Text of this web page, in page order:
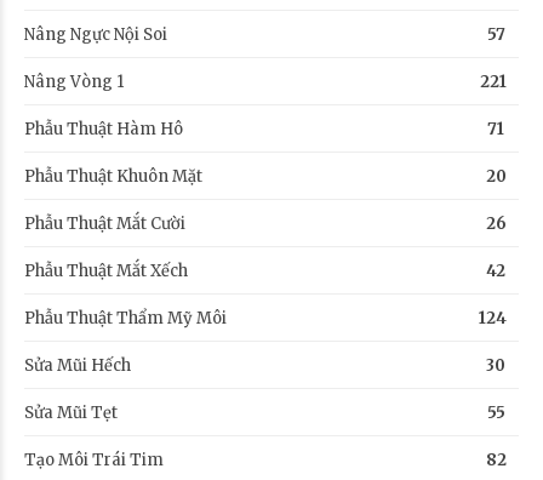
Nâng Ngực Nội Soi 57
Nâng Vòng 1 221
Phẫu Thuật Hàm Hô 71
Phẫu Thuật Khuôn Mặt 20
Phẫu Thuật Mắt Cười 26
Phẫu Thuật Mắt Xếch 42
Phẫu Thuật Thẩm Mỹ Môi 124
Sửa Mũi Hếch 30
Sửa Mũi Tẹt 55
Tạo Môi Trái Tim 82